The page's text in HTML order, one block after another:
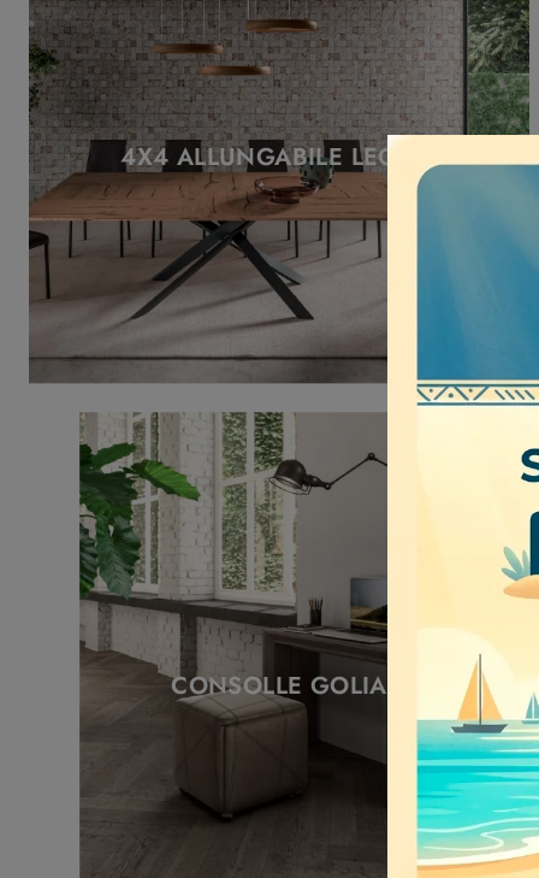
4X4 ALLUNGABILE LEGNO
CONSOLLE GOLIA